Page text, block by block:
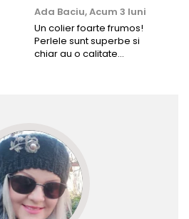
Ada Baciu,Acum 3 luni
Un colier foarte frumos!
Perlele sunt superbe si
chiar au o calitate